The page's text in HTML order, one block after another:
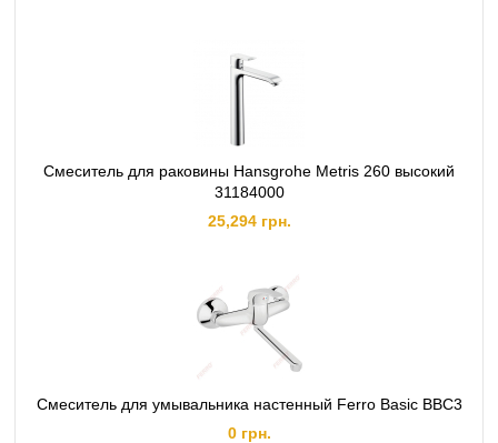
Смеситель для раковины Hansgrohe Metris 260 высокий
31184000
25,294 грн.
Смеситель для умывальника настенный Ferro Basic BBC3
0 грн.